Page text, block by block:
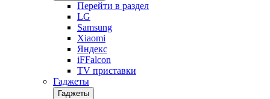
Перейти в раздел
LG
Samsung
Xiaomi
Яндекс
iFFalcon
TV приставки
Гаджеты
Гаджеты